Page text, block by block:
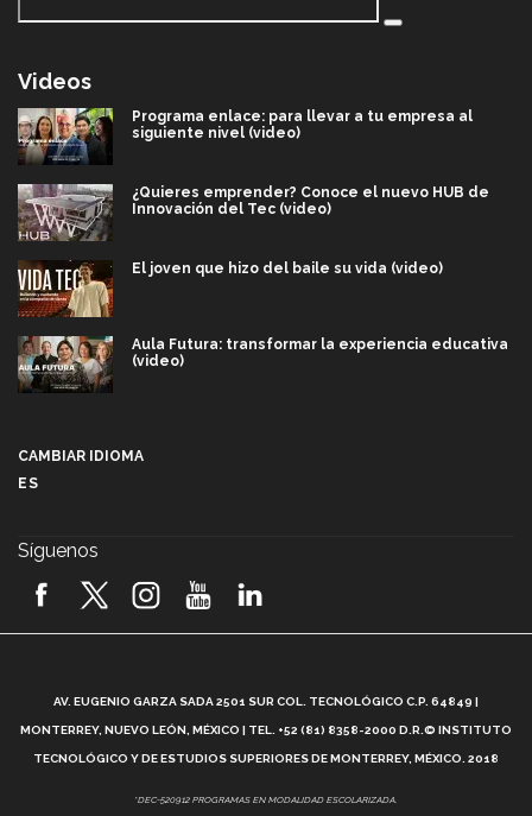
Videos
Programa enlace: para llevar a tu empresa al
siguiente nivel (video)
¿Quieres emprender? Conoce el nuevo HUB de
Innovación del Tec (video)
El joven que hizo del baile su vida (video)
Aula Futura: transformar la experiencia educativa
(video)
2026! (video)
¿Cómo es el Modelo Educativo Tec? (video)
Vida Tec: Feminismo e Inteligencia Artificial, Paola
CAMBIAR IDIOMA
ES
Síguenos
AV. EUGENIO GARZA SADA 2501 SUR COL. TECNOLÓGICO C.P. 64849 |
MONTERREY, NUEVO LEÓN, MÉXICO | TEL. +52 (81) 8358-2000 D.R.© INSTITUTO
TECNOLÓGICO Y DE ESTUDIOS SUPERIORES DE MONTERREY, MÉXICO. 2018
*DEC-520912 PROGRAMAS EN MODALIDAD ESCOLARIZADA.